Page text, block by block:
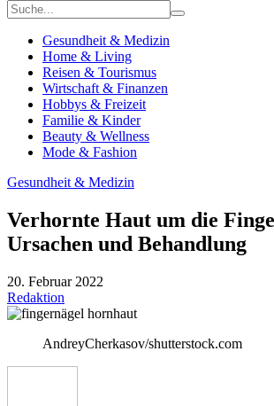
Gesundheit & Medizin
Home & Living
Reisen & Tourismus
Wirtschaft & Finanzen
Hobbys & Freizeit
Familie & Kinder
Beauty & Wellness
Mode & Fashion
Gesundheit & Medizin
Verhornte Haut um die
Ursachen und Behandlung
20. Februar 2022
Redaktion
AndreyCherkasov/shutterstock.com